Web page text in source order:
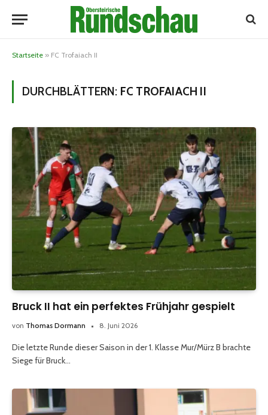
Startseite » FC Trofaiach II
DURCHBLÄTTERN: FC TROFAIACH II
Bruck II hat ein perfektes Frühjahr gespielt
von Thomas Dormann 8. Juni 2026
Die letzte Runde dieser Saison in der 1. Klasse Mur/Mürz B brachte
Siege für Bruck…